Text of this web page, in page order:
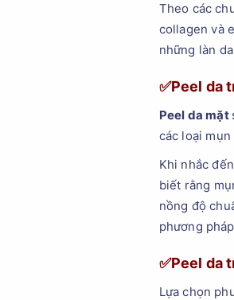
Theo các
collagen và
những làn
✅Peel da
Peel da mặt
các loại
Khi nhắc đến
biết rằng
nồng độ
phương
✅Peel da
Lựa chọn